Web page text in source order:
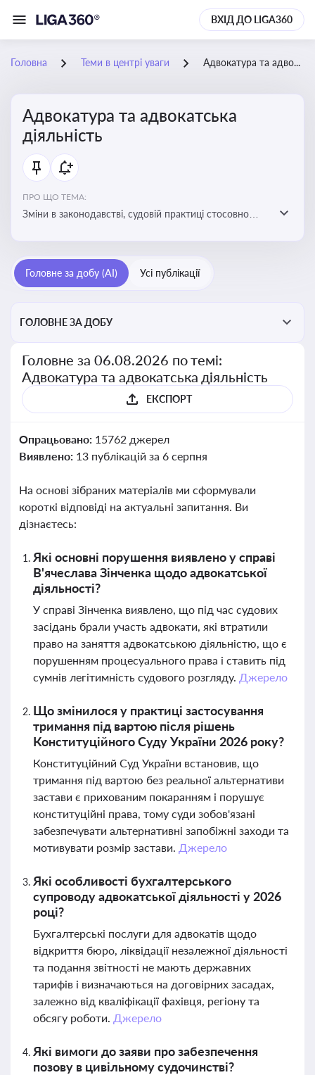
ВХІД ДО LIGA360
Головна Теми в центрі уваги Адвокатура та адвокатська діяльність
Адвокатура та адвокатська
діяльність
ПРО ЩО ТЕМА:
Зміни в законодавстві, судовій практиці стосовно
Головне за добу (AI) Усі публікації
ГОЛОВНЕ ЗА ДОБУ
Головне за 06.08.2026 по темі:
Адвокатура та адвокатська діяльність
ЕКСПОРТ
Опрацьовано: 15762 джерел
Виявлено: 13 публікацій за 6 серпня
На основі зібраних матеріалів ми сформували
короткі відповіді на актуальні запитання. Ви
дізнаєтесь:
Які основні порушення виявлено у справі
В'ячеслава Зінченка щодо адвокатської
діяльності?
У справі Зінченка виявлено, що під час судових
засідань брали участь адвокати, які втратили
право на заняття адвокатською діяльністю, що є
порушенням процесуального права і ставить під
сумнів легітимність судового розгляду. Джерело
Що змінилося у практиці застосування
тримання під вартою після рішень
Конституційного Суду України 2026 року?
Конституційний Суд України встановив, що
тримання під вартою без реальної альтернативи
застави є прихованим покаранням і порушує
конституційні права, тому суди зобов'язані
забезпечувати альтернативні запобіжні заходи та
мотивувати розмір застави. Джерело
Які особливості бухгалтерського
супроводу адвокатської діяльності у 2026
році?
Бухгалтерські послуги для адвокатів щодо
відкриття бюро, ліквідації незалежної діяльності
та подання звітності не мають державних
тарифів і визначаються на договірних засадах,
залежно від кваліфікації фахівця, регіону та
обсягу роботи. Джерело
Які вимоги до заяви про забезпечення
позову в цивільному судочинстві?